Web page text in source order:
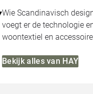
Wie Scandinavisch
voegt er de technologie
woontextiel en
Bekijk alles van HAY